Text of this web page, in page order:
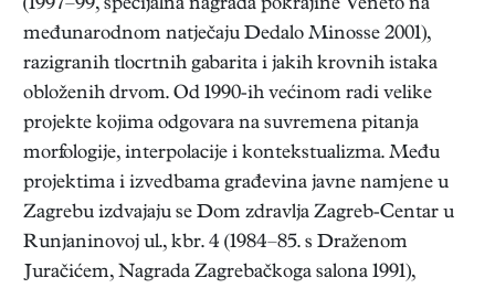
(1997–99, specijalna nagrada pokrajine Veneto na
međunarodnom natječaju Dedalo Minosse 2001),
razigranih tlocrtnih gabarita i jakih krovnih istaka
obloženih drvom. Od 1990-ih većinom radi velike
projekte kojima odgovara na suvremena pitanja
morfologije, interpolacije i kontekstualizma. Među
projektima i izvedbama građevina javne namjene u
Zagrebu izdvajaju se Dom zdravlja Zagreb-Centar u
Runjaninovoj ul., kbr. 4 (1984–85. s Draženom
Juračićem, Nagrada Zagrebačkoga salona 1991),